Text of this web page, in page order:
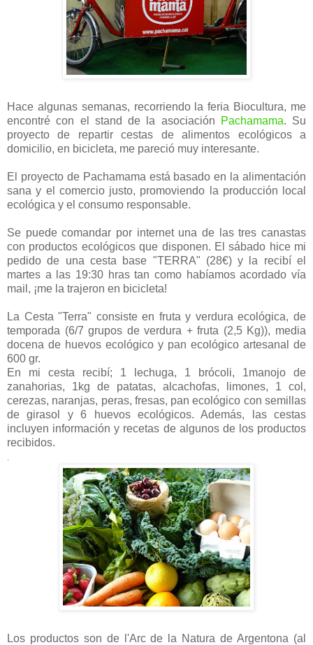
Hace algunas semanas, recorriendo la feria Biocultura, me
encontré con el stand de la asociación
Pachamama. Su
proyecto de repartir cestas de alimentos ecológicos a
domicilio, en bicicleta, me pareció muy interesante.
El proyecto de Pachamama está basado en la alimentación
sana y el comercio justo, promoviendo la producción local
ecológica y el consumo responsable.
Se puede comandar por internet una de las tres canastas
con productos ecológicos que disponen. El sábado hice mi
pedido de una cesta base "TERRA" (28€) y la recibí el
martes a las 19:30 hras tan como habíamos acordado vía
mail, ¡me la trajeron en bicicleta!
La Cesta "Terra" consiste en fruta y verdura ecológica, de
temporada (6/7 grupos de verdura + fruta (2,5 Kg)), media
docena de huevos ecológico y pan ecológico artesanal de
600 gr.
En mi cesta recibí; 1 lechuga, 1 brócoli, 1manojo de
zanahorias, 1kg de patatas, alcachofas, limones, 1 col,
cerezas, naranjas, peras, fresas, pan ecológico con semillas
de girasol y 6 huevos ecológicos. Además, las cestas
incluyen información y recetas de algunos de los productos
recibidos.
.
Los productos son de l'Arc de la Natura de Argentona (al